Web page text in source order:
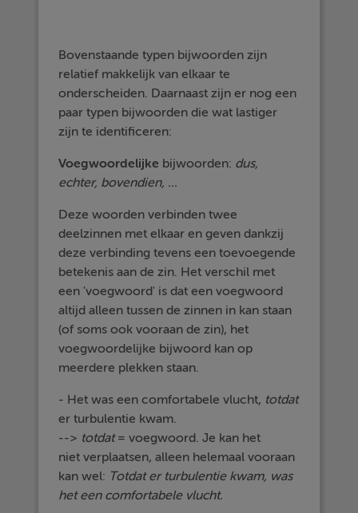
Bovenstaande typen bijwoorden zijn
relatief makkelijk van elkaar te
onderscheiden. Daarnaast zijn er nog een
paar typen bijwoorden die wat lastiger
zijn te identificeren:
Voegwoordelijke bijwoorden: dus,
echter, bovendien, ...
Deze woorden verbinden twee
deelzinnen met elkaar en geven dankzij
deze verbinding tevens een toevoegende
betekenis aan de zin. Het verschil met
een 'voegwoord' is dat een voegwoord
altijd alleen tussen de zinnen in kan staan
(of soms ook vooraan de zin), het
voegwoordelijke bijwoord kan op
meerdere plekken staan.
- Het was een comfortabele vlucht, totdat
er turbulentie kwam.
--> totdat= voegwoord. Je kan het
niet verplaatsen, alleen helemaal vooraan
kan wel: Totdat er turbulentie kwam, was
het een comfortabele vlucht.